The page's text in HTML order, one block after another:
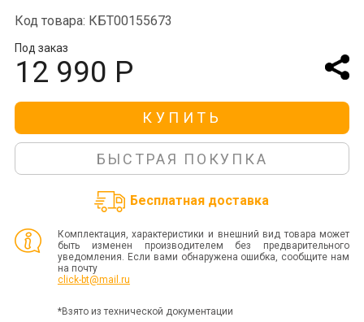
Код товара: КБТ00155673
Под заказ
12 990 Р
КУПИТЬ
БЫСТРАЯ ПОКУПКА
Бесплатная доставка
Комплектация, характеристики и внешний вид товара может
быть изменен производителем без предварительного
уведомления. Если вами обнаружена ошибка, сообщите нам
на почту
click-bt@mail.ru
*Взято из технической документации